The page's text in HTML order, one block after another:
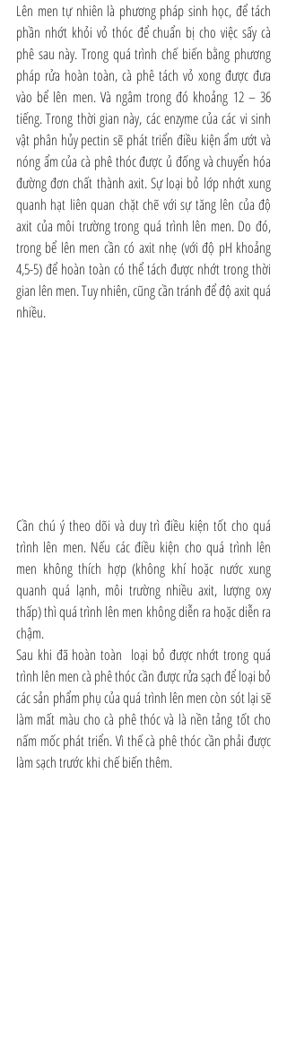
Lên men tự nhiên là phương pháp sinh học, để tách
phần nhớt khỏi vỏ thóc để chuẩn bị cho việc sấy cà
phê sau này. Trong quá trình chế biến bằng phương
pháp rửa hoàn toàn, cà phê tách vỏ xong được đưa
vào bể lên men. Và ngâm trong đó khoảng 12 – 36
tiếng. Trong thời gian này, các enzyme của các vi sinh
vật phân hủy pectin sẽ phát triển điều kiện ẩm ướt và
nóng ẩm của cà phê thóc được ủ đống và chuyển hóa
đường đơn chất thành axit. Sự loại bỏ lớp nhớt xung
quanh hạt liên quan chặt chẽ với sự tăng lên của độ
axit của môi trường trong quá trình lên men. Do đó,
trong bể lên men cần có axit nhẹ (với độ pH khoảng
4,5-5) để hoàn toàn có thể tách được nhớt trong thời
gian lên men. Tuy nhiên, cũng cần tránh để độ axit quá
nhiều.
Cần chú ý theo dõi và duy trì điều kiện tốt cho quá
trình lên men. Nếu các điều kiện cho quá trình lên
men không thích hợp (không khí hoặc nước xung
quanh quá lạnh, môi trường nhiều axit, lượng oxy
thấp) thì quá trình lên men không diễn ra hoặc diễn ra
chậm.
Sau khi đã hoàn toàn  loại bỏ được nhớt trong quá
trình lên men cà phê thóc cần được rửa sạch để loại bỏ
các sản phẩm phụ của quá trình lên men còn sót lại sẽ
làm mất màu cho cà phê thóc và là nền tảng tốt cho
nấm mốc phát triển. Vì thế cà phê thóc cần phải được
làm sạch trước khi chế biến thêm.